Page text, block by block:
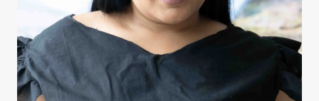
de Atrato
armado
país